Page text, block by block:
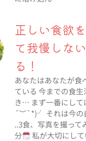
正しい食欲
て我慢しな
る！
あなたはあなたが食
ている 今までの食生
き… まず一番にし
´︶`*)╯ それは今の
..3食、写真を撮って
分
私が大切にし